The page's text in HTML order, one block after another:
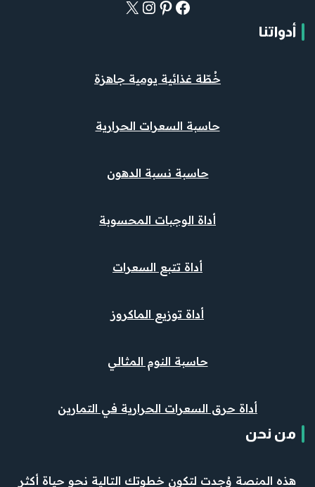
أدواتنا
خُطّة غذائية يومية جاهزة
حاسبة السعرات الحرارية
حاسبة نسبة الدهون
أداة الوجبات المحسوبة
أداة تتبع السعرات
أداة توزيع الماكروز
حاسبة النوم المثالي
أداة حرق السعرات الحرارية في التمارين
من نحن
هذه المنصة وُجدت لتكون خطوتك التالية نحو حياة أكثر